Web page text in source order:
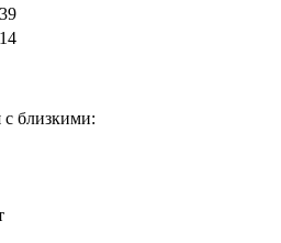
39
14
с близкими: